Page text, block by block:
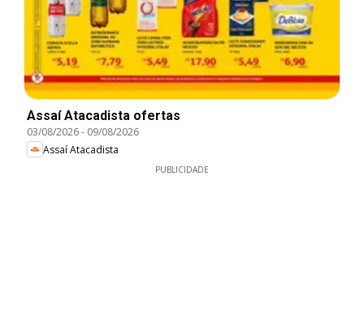
Assaí Atacadista ofertas
03/08/2026- 09/08/2026
Assaí Atacadista
PUBLICIDADE